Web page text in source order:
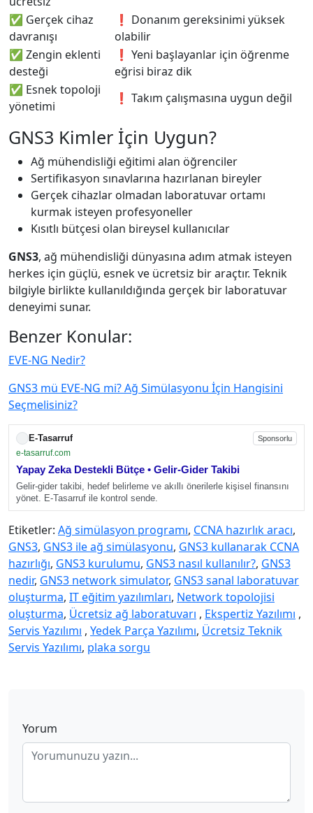
✅ Gerçek cihaz
davranışı
❗ Donanım gereksinimi yüksek
olabilir
✅ Zengin eklenti
desteği
❗ Yeni başlayanlar için öğrenme
eğrisi biraz dik
✅ Esnek topoloji
yönetimi
❗ Takım çalışmasına uygun değil
GNS3 Kimler İçin Uygun?
Ağ mühendisliği eğitimi alan öğrenciler
Sertifikasyon sınavlarına hazırlanan bireyler
Gerçek cihazlar olmadan laboratuvar ortamı
kurmak isteyen profesyoneller
Kısıtlı bütçesi olan bireysel kullanıcılar
GNS3, ağ mühendisliği dünyasına adım atmak isteyen
herkes için güçlü, esnek ve ücretsiz bir araçtır. Teknik
bilgiyle birlikte kullanıldığında gerçek bir laboratuvar
deneyimi sunar.
Benzer Konular:
EVE-NG Nedir?
GNS3 mü EVE-NG mi? Ağ Simülasyonu İçin Hangisini
Seçmelisiniz?
E-Tasarruf Sponsorlu
e-tasarruf.com
Yapay Zeka Destekli Bütçe • Gelir-Gider Takibi
Gelir-gider takibi, hedef belirleme ve akıllı önerilerle kişisel finansını
yönet. E-Tasarruf ile kontrol sende.
Etiketler: Ağ simülasyon programı, CCNA hazırlık aracı,
GNS3, GNS3 ile ağ simülasyonu, GNS3 kullanarak CCNA
hazırlığı, GNS3 kurulumu, GNS3 nasıl kullanılır?, GNS3
nedir, GNS3 network simulator, GNS3 sanal laboratuvar
oluşturma, IT eğitim yazılımları, Network topolojisi
oluşturma, Ücretsiz ağ laboratuvarı , Ekspertiz Yazılımı ,
Servis Yazılımı , Yedek Parça Yazılımı, Ücretsiz Teknik
Servis Yazılımı, plaka sorgu
Yorum